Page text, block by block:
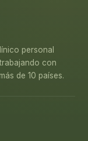
personal
con
de 10 países.